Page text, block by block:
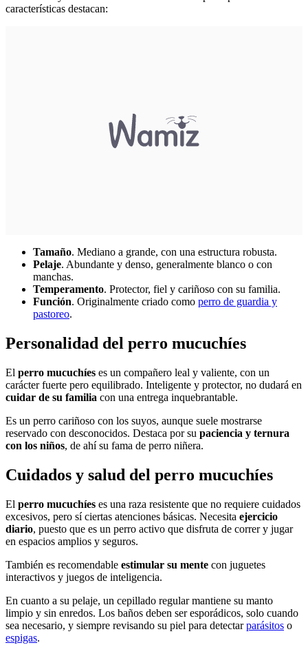
características destacan:
Tamaño. Mediano a grande, con una estructura robusta.
Pelaje. Abundante y denso, generalmente blanco o con
manchas.
Temperamento. Protector, fiel y cariñoso con su familia.
Función. Originalmente criado como perro de guardia y
pastoreo.
Personalidad del perro mucuchíes
El perro mucuchíes es un compañero leal y valiente, con un
carácter fuerte pero equilibrado. Inteligente y protector, no dudará en
cuidar de su familia con una entrega inquebrantable.
Es un perro cariñoso con los suyos, aunque suele mostrarse
reservado con desconocidos. Destaca por su paciencia y ternura
con los niños, de ahí su fama de perro niñera.
Cuidados y salud del perro mucuchíes
El perro mucuchíes es una raza resistente que no requiere cuidados
excesivos, pero sí ciertas atenciones básicas. Necesita ejercicio
diario, puesto que es un perro activo que disfruta de correr y jugar
en espacios amplios y seguros.
También es recomendable estimular su mente con juguetes
interactivos y juegos de inteligencia.
En cuanto a su pelaje, un cepillado regular mantiene su manto
limpio y sin enredos. Los baños deben ser esporádicos, solo cuando
sea necesario, y siempre revisando su piel para detectarparásitos o
espigas.